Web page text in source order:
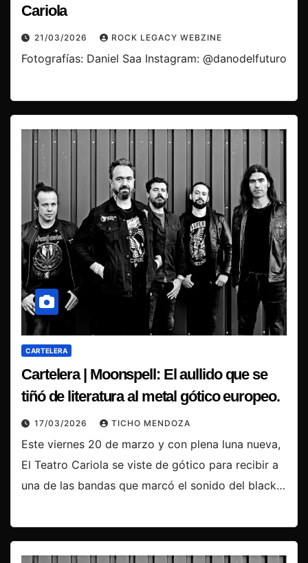
Cariola
21/03/2026 ROCK LEGACY WEBZINE
Fotografías: Daniel Saa Instagram: @danodelfuturo
CARTELERA
Cartelera | Moonspell: El aullido que se
tiñó de literatura al metal gótico europeo.
17/03/2026 TICHO MENDOZA
Este viernes 20 de marzo y con plena luna nueva,
El Teatro Cariola se viste de gótico para recibir a
una de las bandas que marcó el sonido del black…